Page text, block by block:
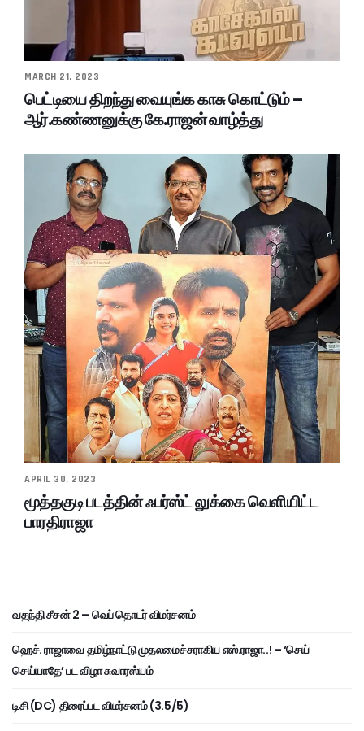
MARCH 21, 2023
பெட்டியை திறந்து வையுங்க காசு கொட்டும் –
ஆர்.கண்ணனுக்கு கே.ராஜன் வாழ்த்து
APRIL 30, 2023
மூத்தகுடி படத்தின் ஃபர்ஸ்ட் லுக்கை வெளியிட்ட
பாரதிராஜா
வதந்தி சீசன் 2 – வெப் தொடர் விமர்சனம்
ஹெச். ராஜாவை தமிழ்நாட்டு முதலமைச்சராகிய எஸ்.ராஜா..! – ‘செய்
செய்யாதே’ பட விழா சுவாரஸ்யம்
டிசி (DC) திரைப்பட விமர்சனம் (3.5/5)